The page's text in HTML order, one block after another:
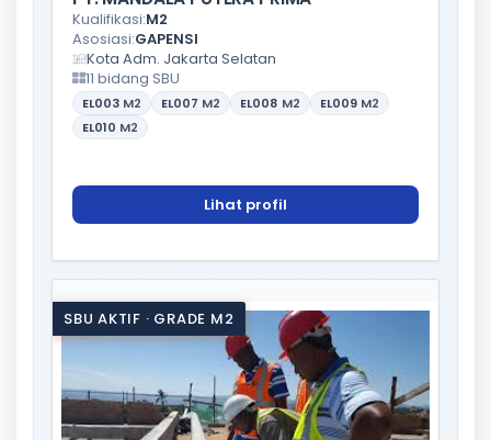
Kualifikasi:M2
Asosiasi:GAPENSI
Kota Adm. Jakarta Selatan
11 bidang SBU
EL003 M2 EL007 M2 EL008 M2 EL009 M2
EL010 M2
Lihat profil
SBU AKTIF · GRADE M2